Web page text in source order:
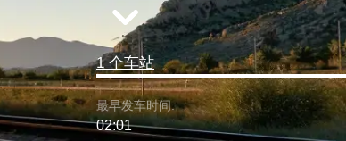
1 个车站
最早发车时间:
02:01